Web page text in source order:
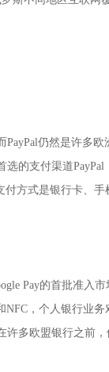
仍然是许多
的支付渠道
付方式是银行卡、
Pay的首批准入
，个人银行业
许多欧盟银行之前